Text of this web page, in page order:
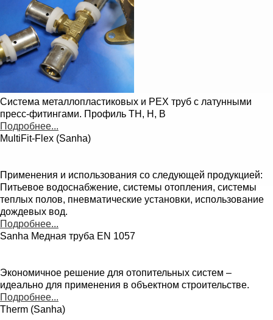
Система металлопластиковых и PEX труб с латунными
пресс-фитингами. Профиль TH, H, B
Подробнее...
MultiFit-Flex (Sanha)
Применения и использования со следующей продукцией:
Питьевое водоснабжение, системы отопления, системы
теплых полов, пневматические установки, использование
дождевых вод.
Подробнее...
Sanha Медная труба EN 1057
Экономичное решение для отопительных систем –
идеально для применения в объектном строительстве.
Подробнее...
Therm (Sanha)